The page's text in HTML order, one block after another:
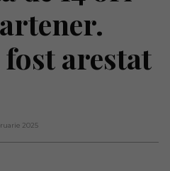
arestat
2025